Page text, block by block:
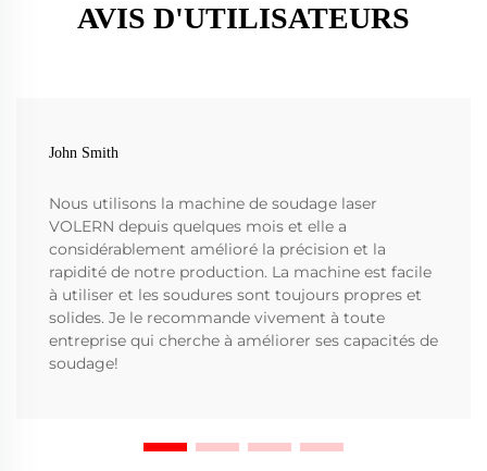
AVIS D'UTILISATEURS
John Smith
Nous utilisons la machine de soudage laser
VOLERN depuis quelques mois et elle a
considérablement amélioré la précision et la
rapidité de notre production. La machine est facile
à utiliser et les soudures sont toujours propres et
solides. Je le recommande vivement à toute
entreprise qui cherche à améliorer ses capacités de
soudage!